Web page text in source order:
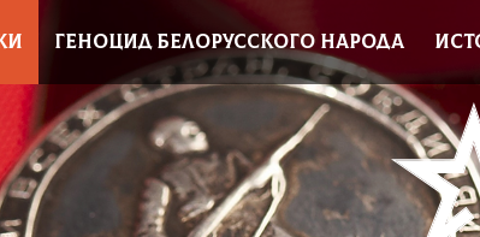
ГЕНОЦИД БЕЛОРУССКОГО НАРОДА